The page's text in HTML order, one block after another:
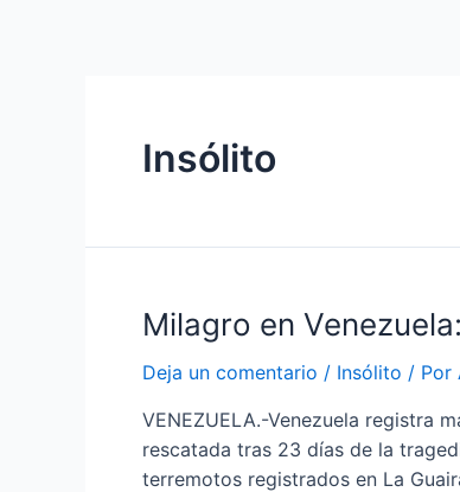
Insólito
Milagro en
Deja un comentario / Insólito / Por
VENEZUELA.-Venezuela registra
rescatada tras 23 días de la
terremotos registrados en La
Milagro
Venezuela:
Rescatan